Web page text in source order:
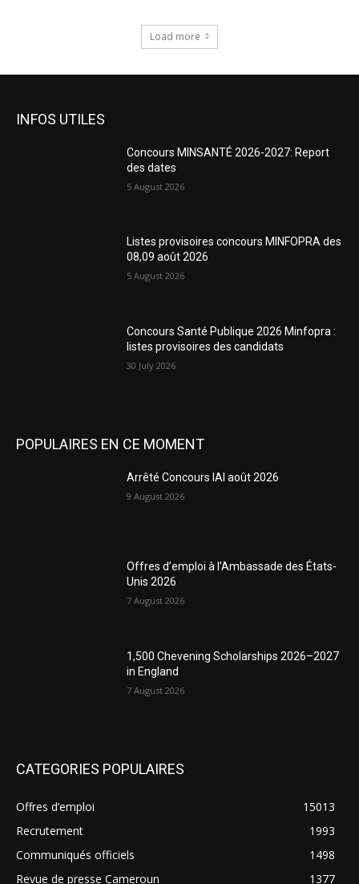
Load more
INFOS UTILES
Concours MINSANTÉ 2026-2027: Report
des dates
5 August 2026
Listes provisoires concours MINFOPRA des
08,09 août 2026
5 August 2026
Concours Santé Publique 2026 Minfopra :
listes provisoires des candidats
30 July 2026
POPULAIRES EN CE MOMENT
Arrêté Concours IAI août 2026
9 August 2026
Offres d’emploi à l’Ambassade des États-
Unis 2026
7 August 2026
1,500 Chevening Scholarships 2026–2027
in England
7 August 2026
CATEGORIES POPULAIRES
Offres d’emploi
15013
Recrutement
1993
Communiqués officiels
1498
Revue de presse Cameroun
1377